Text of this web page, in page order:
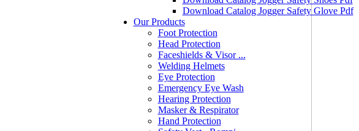
Download Catalog Jogger Safety Glove Pdf
Our Products
Foot Protection
Head Protection
Faceshields & Visor ...
Welding Helmets
Eye Protection
Emergency Eye Wash
Hearing Protection
Masker & Respirator
Hand Protection